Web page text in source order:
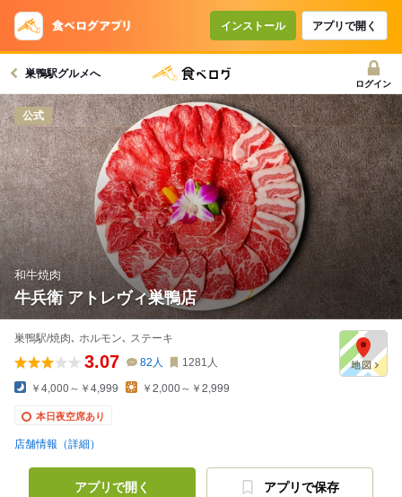
インストール アプリで開く
巣鴨駅グルメへ
ログイン
公式
和牛焼肉
牛兵衛 アトレヴィ巣鴨店
巣鴨駅/焼肉､ ホルモン､ ステーキ
3.07 82 人 1281 人
￥4,000～￥4,999 ￥2,000～￥2,999
本日夜空席あり
店舗情報（詳細）
アプリで開く アプリで保存
コースで使えるクーポン
戻る
クーポンを利用せず予約する